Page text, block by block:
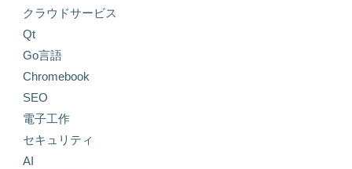
クラウドサービス
Qt
Go言語
Chromebook
SEO
電子工作
セキュリティ
AI